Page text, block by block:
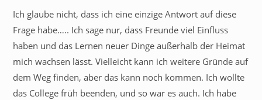
Ich glaube nicht, dass ich eine einzige Antwort auf diese
Frage habe….. Ich sage nur, dass Freunde viel Einfluss
haben und das Lernen neuer Dinge außerhalb der Heimat
mich wachsen lässt. Vielleicht kann ich weitere Gründe auf
dem Weg finden, aber das kann noch kommen. Ich wollte
das College früh beenden, und so war es auch. Ich habe